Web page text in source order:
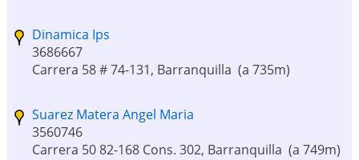
Dinamica Ips
3686667
Carrera 58 # 74-131, Barranquilla (a 735m)
Suarez Matera Angel Maria
3560746
Carrera 50 82-168 Cons. 302, Barranquilla (a 749m)